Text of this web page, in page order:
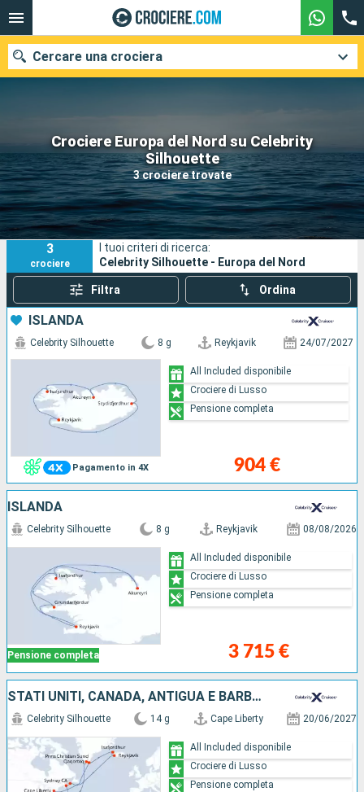
Crociere Europa del Nord su Celebrity
Silhouette
3 crociere trovate
Cercare una crociera
Le nostre destinazioni
Mesi di partenza
Porti Compagnie
Ricerca
3
crociere
I tuoi criteri di ricerca:
Celebrity Silhouette - Europa del Nord
Filtra Ordina
ISLANDA
Pagamento in 4X
Celebrity Silhouette 8 g Reykjavik 24/07/2027
904 €
All Included disponibile
Crociere di Lusso
Pensione completa
ISLANDA
Pensione completa
Celebrity Silhouette 8 g Reykjavik 08/08/2026
3 715 €
All Included disponibile
Crociere di Lusso
Pensione completa
STATI UNITI, CANADA, ANTIGUA E BARBUDA, GROENLANDIA, ISLANDA
Celebrity Silhouette 14 g Cape Liberty 20/06/2027
All Included disponibile
Crociere di Lusso
Pensione completa